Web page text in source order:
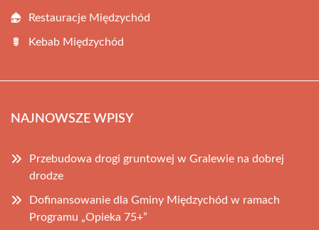
Restauracje Międzychód
Kebab Międzychód
NAJNOWSZE WPISY
Przebudowa drogi gruntowej w Gralewie na dobrej
drodze
Dofinansowanie dla Gminy Międzychód w ramach
Programu „Opieka 75+”